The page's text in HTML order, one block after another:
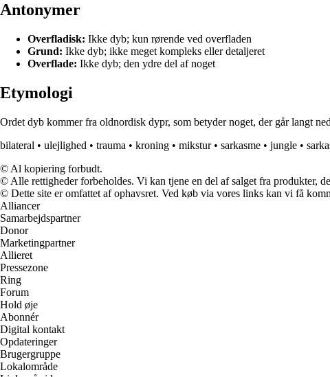
Antonymer
Overfladisk: Ikke dyb; kun rørende ved overfladen
Grund: Ikke dyb; ikke meget kompleks eller detaljeret
Overflade: Ikke dyb; den ydre del af noget
Etymologi
Ordet dyb kommer fra oldnordisk dypr, som betyder noget, der går langt
bilateral • ulejlighed • trauma • kroning • mikstur• sarkasme • jungle •
© Al kopiering forbudt.
© Alle rettigheder forbeholdes. Vi kan tjene en del af salget fra produkter,
© Dette site er omfattet af ophavsret. Ved køb via vores links kan vi få
Alliancer
Samarbejdspartner
Donor
Marketingpartner
Allieret
Pressezone
Ring
Forum
Hold øje
Abonnér
Digital kontakt
Opdateringer
Brugergruppe
Lokalområde